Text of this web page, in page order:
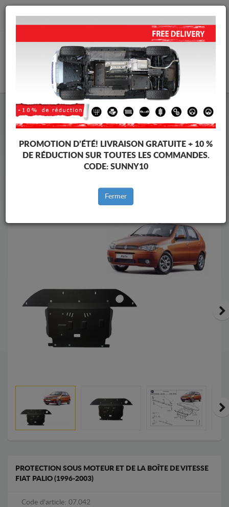
info@protectionsousmoteur.eu
Protection Sous Moteur Fiat
Protection Sous Moteur Fiat Palio
Marques
PROTECTION SOUS MOTEUR ET DE LA BOÎTE DE VITESSE
FIAT PALIO (1996-2003)
Code d'article: 07.042
PROMOTION D’ÉTÉ! LIVRAISON GRATUITE + 10 %
DE RÉDUCTION SUR TOUTES LES COMMANDES.
CODE: SUNNY10
Fermer